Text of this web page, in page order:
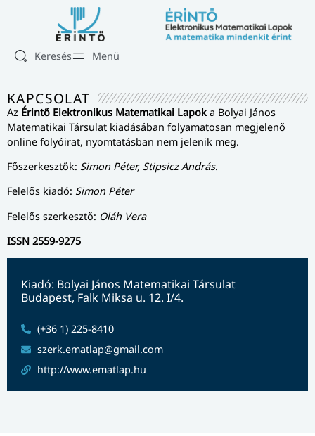
Keresés Menü
KAPCSOLAT
Az Érintő Elektronikus Matematikai Lapok a Bolyai János
Matematikai Társulat kiadásában folyamatosan megjelenő
online folyóirat, nyomtatásban nem jelenik meg.
Főszerkesztők: Simon Péter, Stipsicz András.
Felelős kiadó: Simon Péter
Felelős szerkesztő: Oláh Vera
ISSN 2559-9275
Kiadó: Bolyai János Matematikai Társulat
Budapest, Falk Miksa u. 12. I/4.
(+36 1) 225-8410
szerk.ematlap@gmail.com
http://www.ematlap.hu